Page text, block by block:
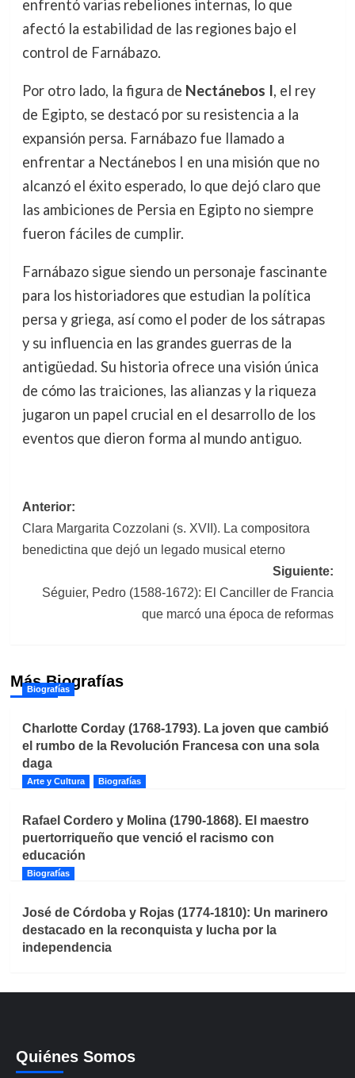
enfrentó varias rebeliones internas, lo que
afectó la estabilidad de las regiones bajo el
control de Farnábazo.
Por otro lado, la figura de Nectánebos I, el rey
de Egipto, se destacó por su resistencia a la
expansión persa. Farnábazo fue llamado a
enfrentar a Nectánebos I en una misión que no
alcanzó el éxito esperado, lo que dejó claro que
las ambiciones de Persia en Egipto no siempre
fueron fáciles de cumplir.
Farnábazo sigue siendo un personaje fascinante
para los historiadores que estudian la política
persa y griega, así como el poder de los sátrapas
y su influencia en las grandes guerras de la
antigüedad. Su historia ofrece una visión única
de cómo las traiciones, las alianzas y la riqueza
jugaron un papel crucial en el desarrollo de los
eventos que dieron forma al mundo antiguo.
Navegación
de
Anterior:
Clara Margarita Cozzolani (s. XVII). La compositora
benedictina que dejó un legado musical eterno
Siguiente:
Séguier, Pedro (1588-1672): El Canciller de Francia
que marcó una época de reformas
Más Biografías
Biografías
Charlotte Corday (1768-1793). La joven que cambió
el rumbo de la Revolución Francesa con una sola
daga
Arte y Cultura Biografías
Rafael Cordero y Molina (1790-1868). El maestro
puertorriqueño que venció el racismo con
educación
Biografías
José de Córdoba y Rojas (1774-1810): Un marinero
destacado en la reconquista y lucha por la
independencia
Quiénes Somos